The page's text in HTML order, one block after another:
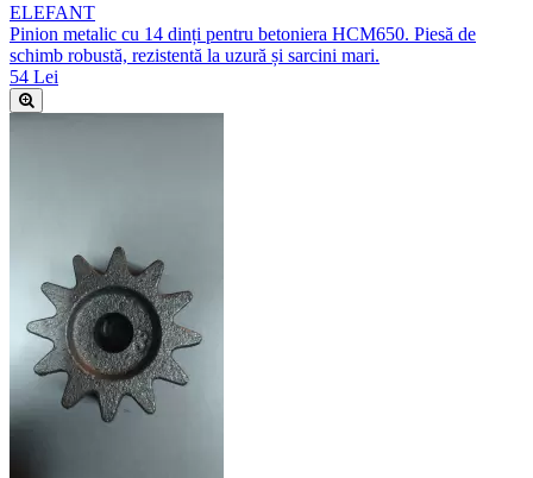
ELEFANT
Pinion metalic cu 14 dinți pentru betoniera HCM650. Piesă de
schimb robustă, rezistentă la uzură și sarcini mari.
54 Lei